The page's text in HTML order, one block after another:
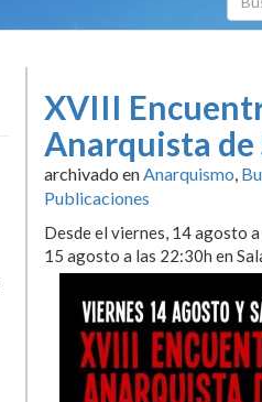
XVIII
Anarquista de
archivado enAnarquismo,
Publicaciones
Desde el viernes, 14 agosto
15 agosto a las 22:30h en